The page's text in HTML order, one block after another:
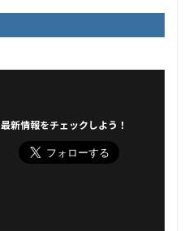
最新情報をチェックしよう！